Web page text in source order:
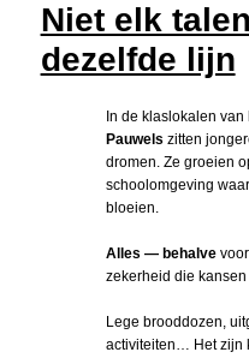
Niet elk
dezelfde lijn
In de klaslokalen van
Pauwels zitten
dromen. Ze groeien
schoolomgeving waar
bloeien.
Alles — behalvevoor
zekerheid die
Lege brooddozen,
activiteiten… Het zijn